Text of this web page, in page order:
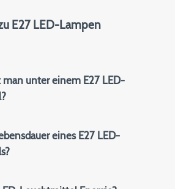
E27 LED-Lampen
man unter einem E27 LED-
eines E27 LED-